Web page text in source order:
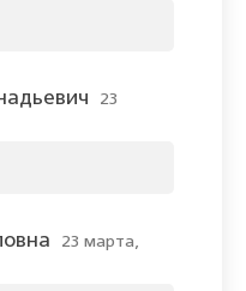
23
23 марта,